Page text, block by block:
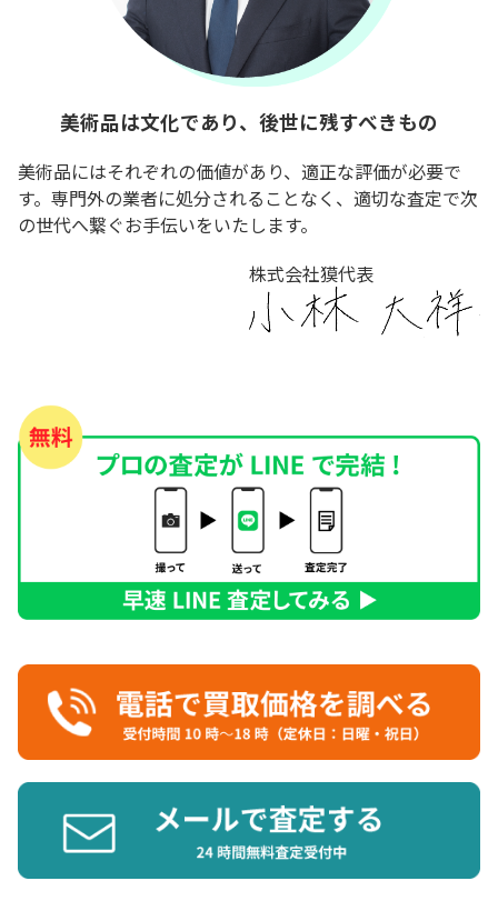
美術品は文化であり、後世に残すべきもの
美術品にはそれぞれの価値があり、適正な評価が必要で
す。専門外の業者に処分されることなく、適切な査定で次
の世代へ繋ぐお手伝いをいたします。
株式会社獏代表